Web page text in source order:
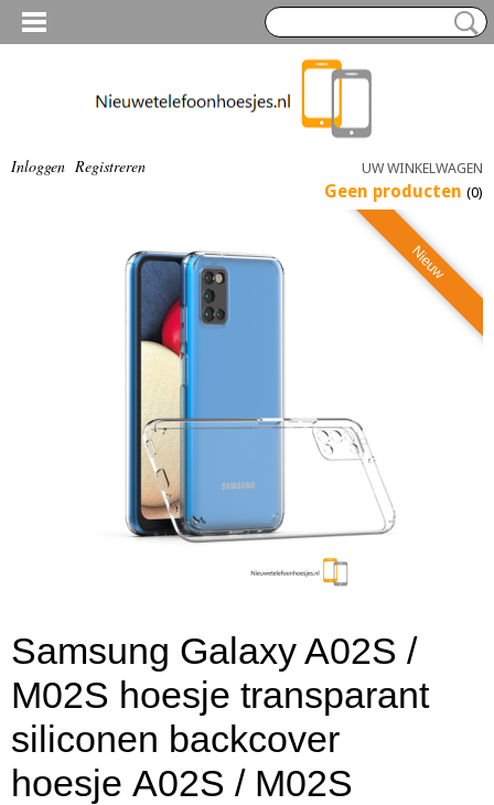
Inloggen Registreren UW WINKELWAGEN
Geen producten (0)
Nieuw
Samsung Galaxy A02S /
M02S hoesje transparant
siliconen backcover
hoesje A02S / M02S